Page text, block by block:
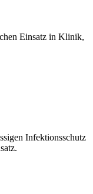
Einsatz in Klinik,
Infektionsschutz